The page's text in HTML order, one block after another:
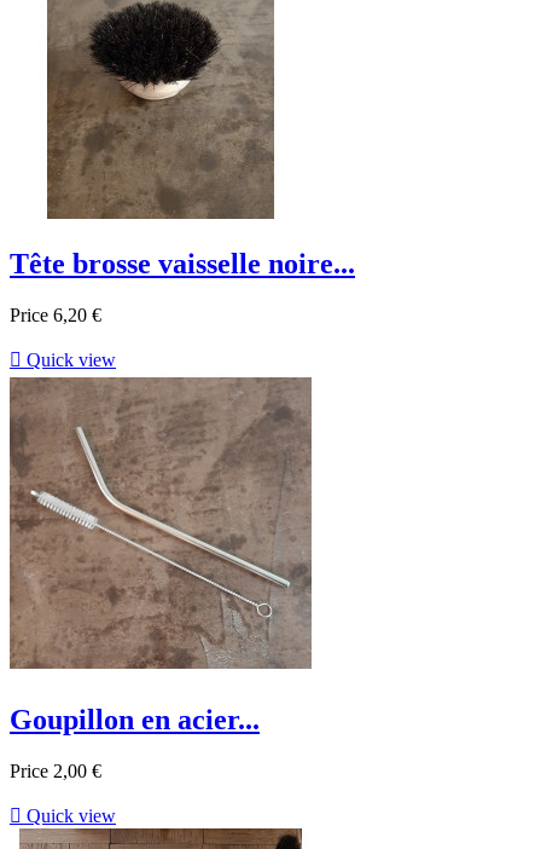
Tête brosse vaisselle noire...
Price 6,20 €
 Quick view
Goupillon en acier...
Price 2,00 €
 Quick view